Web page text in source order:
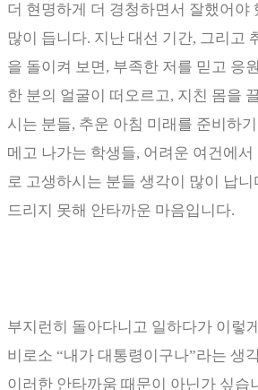
더 현명하게 더 경청하면서 잘했어야
많이 듭니다. 지난 대선 기간, 그리고
을 돌이켜 보면, 부족한 저를 믿고 응
한 분의 얼굴이 떠오르고, 지친 몸을
시는 분들, 추운 아침 미래를 준비하
메고 나가는 학생들, 어려운 여건에
로 고생하시는 분들 생각이 많이 납니
드리지 못해 안타까운 마음입니다.
부지런히 돌아다니고 일하다가 이렇
비로소 “내가 대통령이구나”라는 생
이러한 안타까움 때문이 아닌가 싶습